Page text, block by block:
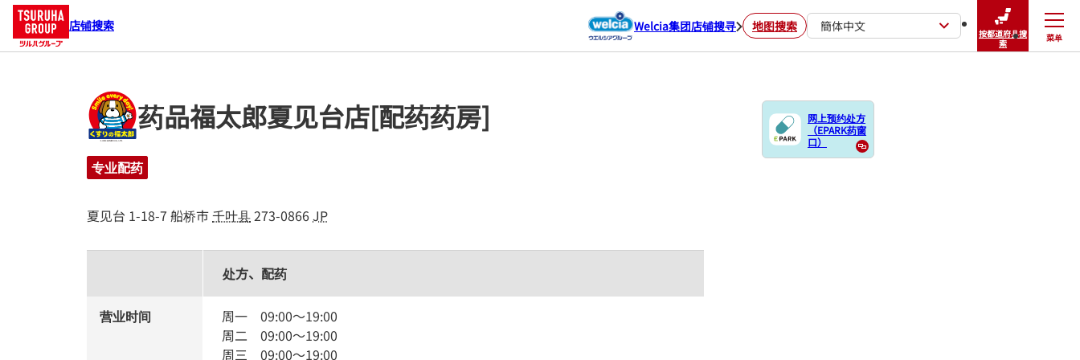
店铺搜索 Welcia集团店铺搜寻 地图搜索 簡体中文
按都道府县搜
索
菜单
关闭
药品福太郎夏见台店[配药药房]
专业配药
夏见台 1-18-7 船桥市千叶县273-0866JP
网上预约处方
（EPARK药窗
口）
处方、配药
营业时间 周一 09:00～19:00
周二 09:00～19:00
周三 09:00～19:00